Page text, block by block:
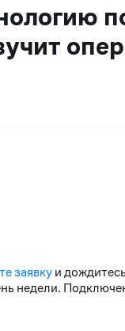
заявкуи
недели.